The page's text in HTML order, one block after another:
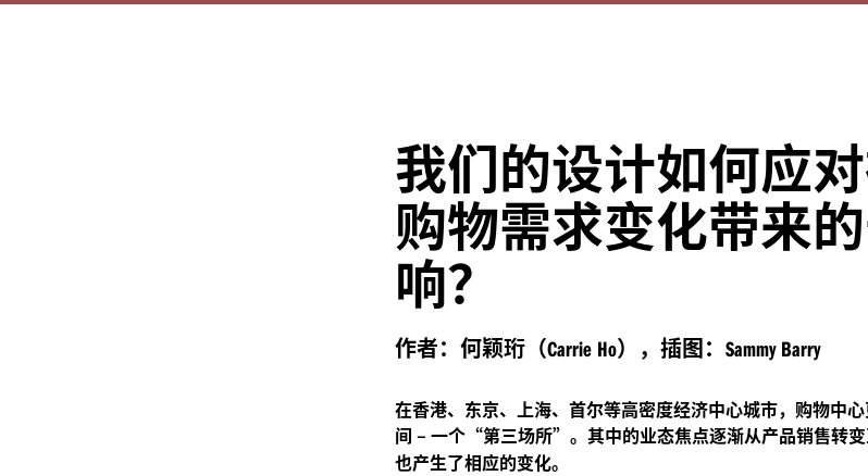
我们的设计如何应
购物需求变化带来
响？
作者：何颖珩（Carrie Ho），插图： Sammy Barry
在香港、东京、上海、首尔等高密度经济中心城市，购物中
间 – 一个“第三场所”。其中的业态焦点逐渐从产品销售转
也产生了相应的变化。